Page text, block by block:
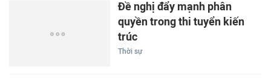
Đề nghị đẩy mạnh phân
quyền trong thi tuyển kiến
trúc
Thời sự